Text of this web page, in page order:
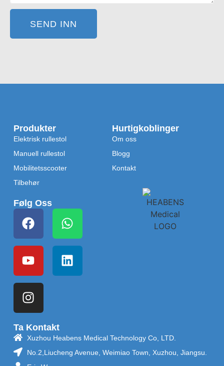
SEND INN
Ta Kontakt
Xuzhou Heabens Medical Technology Co, LTD.
No.2,Liucheng Avenue, Weimiao Town, Xuzhou, Jiangsu.
Produkter
Elektrisk rullestol
Manuell rullestol
Mobilitetsscooter
Tilbehør
Hurtigkoblinger
Om oss
Blogg
Kontakt
Følg Oss